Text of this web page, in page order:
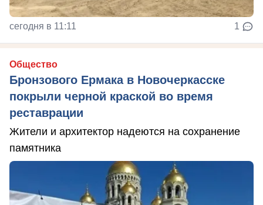
сегодня в 11:11 1
Общество
Бронзового Ермака в Новочеркасске
покрыли черной краской во время
реставрации
Жители и архитектор надеются на сохранение
памятника